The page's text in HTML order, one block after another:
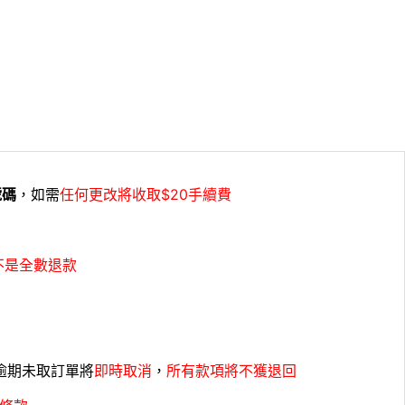
，如需任何更改將收取$20手續費
是全數退款
期未取訂單將即時取消 ， 所有款項將不獲退回